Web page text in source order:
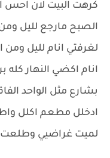
كرهت البيت لان احس
الصبح مارجع لليل
لغرفتي انام لليل
انام اكضي النهار كله
بشارع مثل الواحد
ادخلل مطعم اكلل
لميت غراضيي وطلعت